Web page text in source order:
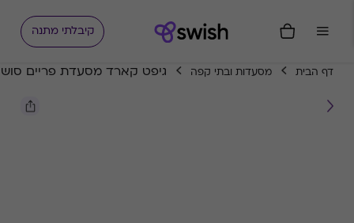
קיבלתי מתנה
דף הבית מסעדות ובתי קפה גיפט קארד מסעדת פריים